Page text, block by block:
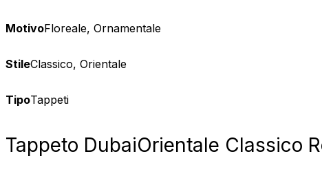
MotivoFloreale, Ornamentale
StileClassico, Orientale
TipoTappeti
Tappeto DubaiOrientale Classico